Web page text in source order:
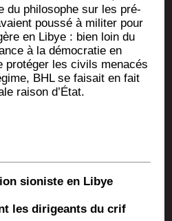
du phi­lo­sophe sur les pré­
pous­sé à mili­ter pour
en Libye : bien loin du
à la démo­cra­tie en
pro­té­ger les civils mena­cés
BHL se fai­sait en fait
rai­son d’État.
sio­niste en Libye
les diri­geants du crif